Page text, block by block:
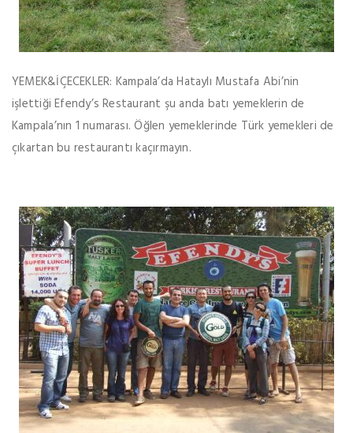
YEMEK&İÇECEKLER: Kampala’da Hataylı Mustafa Abi’nin
işlettiği Efendy’s Restaurant şu anda batı yemeklerin de
Kampala’nın 1 numarası. Öğlen yemeklerinde Türk yemekleri de
çıkartan bu restaurantı kaçırmayın.